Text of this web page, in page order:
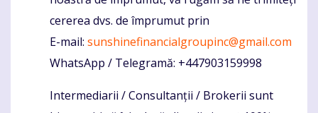
cererea dvs. de împrumut prin
E-mail: sunshinefinancialgroupinc@gmail.com
WhatsApp / Telegramă: +447903159998
Intermediarii / Consultanții / Brokerii sunt